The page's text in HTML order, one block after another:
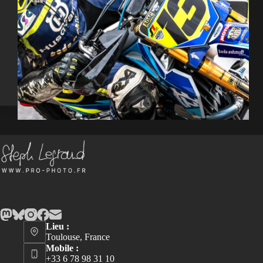
Lieu :
Toulouse, France
Mobile :
+33 6 78 98 31 10